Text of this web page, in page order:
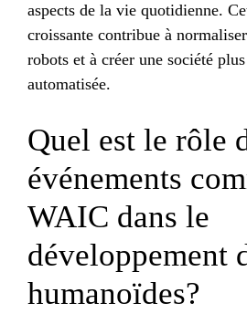
aspects de la vie quotidienne.
croissante contribue à
robots et à créer une société
automatisée.
Quel est le rôle
événements
WAIC dans le
développement
humanoïdes?